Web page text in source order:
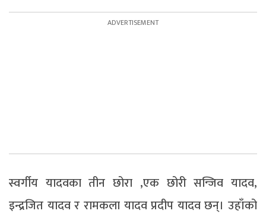
स्वर्गीय यादवका तीन छोरा ,एक छोरी सन्जिव यादव,
इन्द्रजित यादव र रामकला यादव प्रदीप यादव छन्। उहाँको